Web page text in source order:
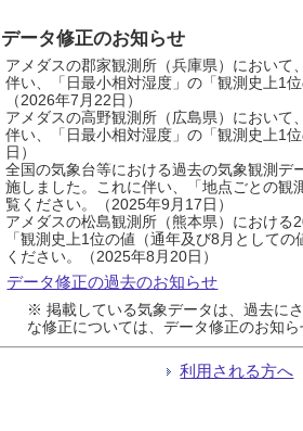
データ修正のお知らせ
アメダスの郡家観測所（兵庫県）におい
伴い、「日最小相対湿度」の「観測史上1
（2026年7月22日）
アメダスの高野観測所（広島県）におい
伴い、「日最小相対湿度」の「観測史上1
日）
全国の気象台等における過去の気象観測
施しました。これに伴い、「地点ごとの観
覧ください。（2025年9月17日）
アメダスの松島観測所（熊本県）におけ
「観測史上1位の値（通年及び8月として
ください。（2025年8月20日）
データ修正の過去のお知らせ
※ 掲載している気象データは、過去に
な修正については、データ修正のお知ら
利用される方へ